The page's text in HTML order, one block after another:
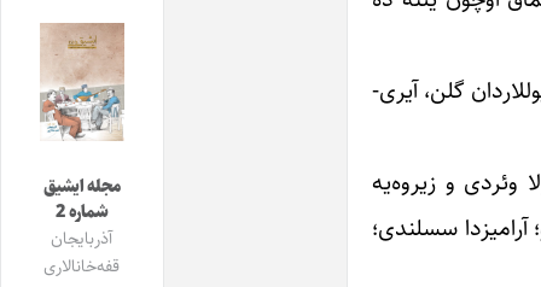
گلن، آیری-
وئردی و زیروه‌یه
سسلندی؛
مجله ایشیق
شماره 2
آذربایجان
قفه‌خانالاری